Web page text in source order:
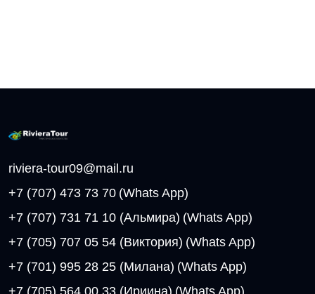
riviera-tour09@mail.ru
+7 (707) 473 73 70 (Whats App)
+7 (707) 731 71 10 (Альмира) (Whats App)
+7 (705) 707 05 54 (Виктория) (Whats App)
+7 (701) 995 28 25 (Милана) (Whats App)
+7 (705) 564 00 33 (Ириина) (Whats App)